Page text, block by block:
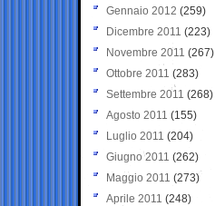
Gennaio 2012 (259)
Dicembre 2011 (223)
Novembre 2011 (267)
Ottobre 2011 (283)
Settembre 2011 (268)
Agosto 2011 (155)
Luglio 2011 (204)
Giugno 2011 (262)
Maggio 2011 (273)
Aprile 2011 (248)